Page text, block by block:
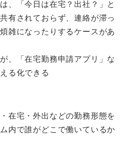
、「今日は在宅？出社？」と
有されておらず、連絡が滞っ
雑になったりするケースがあ
、「在宅勤務申請アプリ」な
る化できる
在宅・外出などの勤務形態を
内で誰がどこで働いているか